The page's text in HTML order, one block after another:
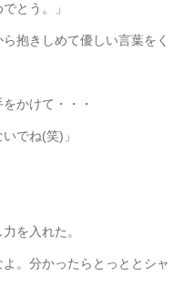
とう。」
抱きしめて優しい言葉をく
かけて・・・
でね(笑)」
を入れた。
。分かったらとっととシャ